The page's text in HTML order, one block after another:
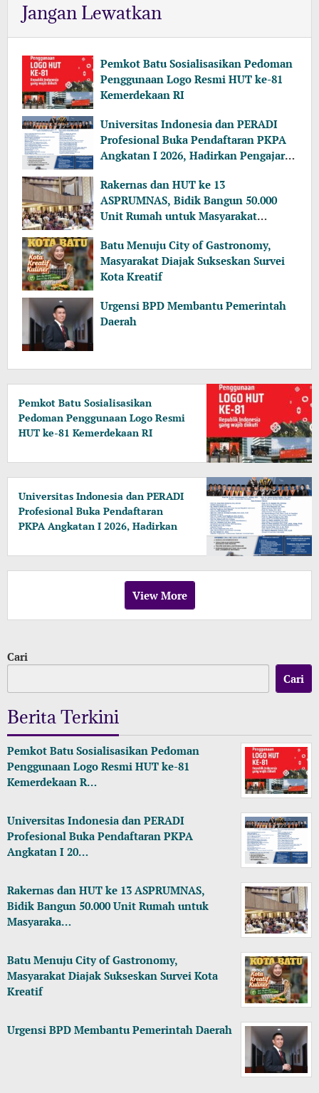
Jangan Lewatkan
Pemkot Batu Sosialisasikan Pedoman
Penggunaan Logo Resmi HUT ke-81
Kemerdekaan RI
Universitas Indonesia dan PERADI
Profesional Buka Pendaftaran PKPA
Angkatan I 2026, Hadirkan Pengajar
Rakernas dan HUT ke 13
ASPRUMNAS, Bidik Bangun 50.000
Unit Rumah untuk Masyarakat
Batu Menuju City of Gastronomy,
Masyarakat Diajak Sukseskan Survei
Kota Kreatif
Urgensi BPD Membantu Pemerintah
Daerah
Pemkot Batu Sosialisasikan
Pedoman Penggunaan Logo Resmi
HUT ke-81 Kemerdekaan RI
Universitas Indonesia dan PERADI
Profesional Buka Pendaftaran
PKPA Angkatan I 2026, Hadirkan
hingga KPK
View More
Cari
Cari
Berita Terkini
Pemkot Batu Sosialisasikan Pedoman
Penggunaan Logo Resmi HUT ke-81
Kemerdekaan R…
Universitas Indonesia dan PERADI
Profesional Buka Pendaftaran PKPA
Angkatan I 20…
Rakernas dan HUT ke 13 ASPRUMNAS,
Bidik Bangun 50.000 Unit Rumah untuk
Masyaraka…
Batu Menuju City of Gastronomy,
Masyarakat Diajak Sukseskan Survei Kota
Kreatif
Urgensi BPD Membantu Pemerintah Daerah